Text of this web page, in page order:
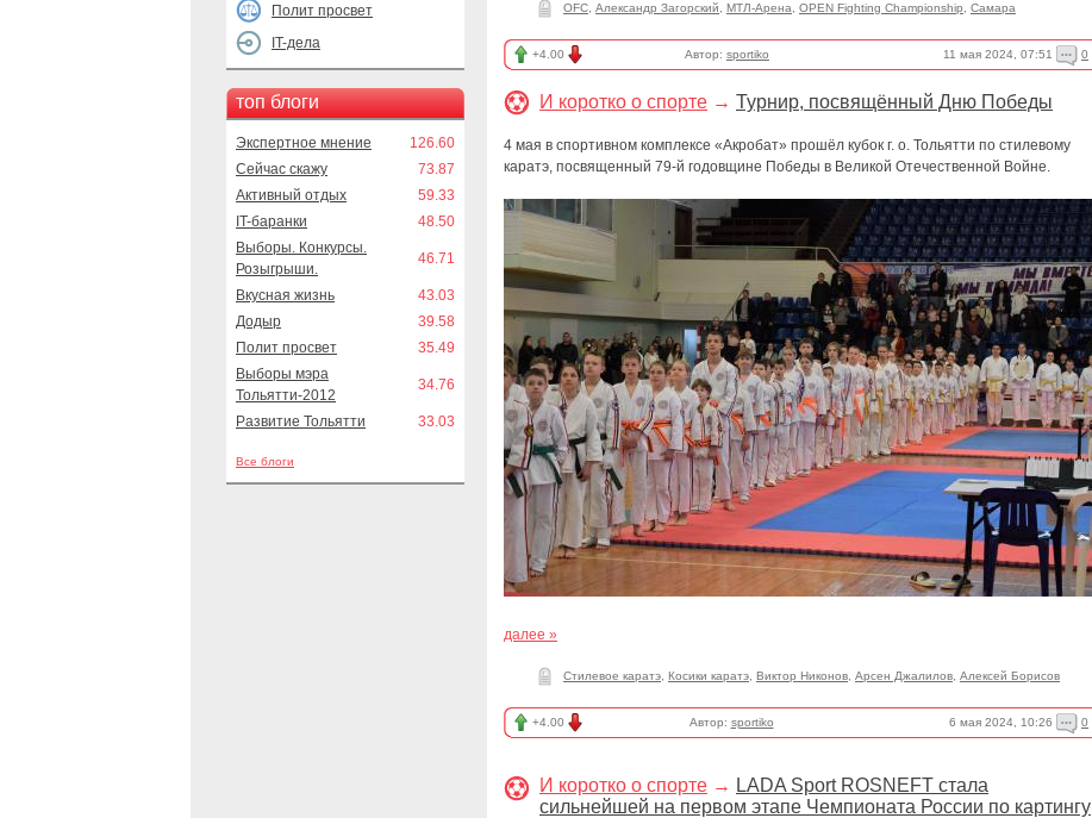
Полит просвет
IT-дела
топ блоги
Экспертное мнение
126.60
Сейчас скажу
73.87
Активный отдых
59.33
IT-баранки
48.50
Выборы. Конкурсы.
Розыгрыши.
46.71
Вкусная жизнь
43.03
Додыр
39.58
Полит просвет
35.49
Выборы мэра
Тольятти-2012
34.76
Развитие Тольятти 33.03
Все блоги
OFC Александр Загорский МТЛ-Арена OPEN Fighting Championship Самара
+4.00 Автор: sportiko 11 мая 2024, 07:51 0
И коротко о спорте → Турнир, посвящённый Дню Победы
4 мая в спортивном комплексе «Акробат» прошёл кубок г. о. Тольятти по стилевому
каратэ, посвященный 79-й годовщине Победы в Великой Отечественной Войне.
далее »
Стилевое каратэ Косики каратэ Виктор Никонов Арсен Джалилов Алексей Борисов
+4.00 Автор: sportiko 6 мая 2024, 10:26 0
И коротко о спорте → LADA Sport ROSNEFT стала
сильнейшей на первом этапе Чемпионата России по картингу